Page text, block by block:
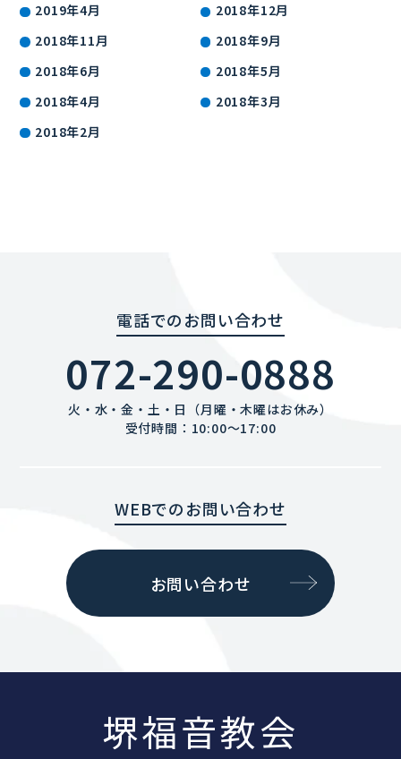
2019年4月
2018年12月
2018年11月
2018年9月
2018年6月
2018年5月
2018年4月
2018年3月
2018年2月
電話でのお問い合わせ
072-290-0888
火・水・金・土・日（月曜・木曜はお休み）
受付時間：10:00〜17:00
WEBでのお問い合わせ
お問い合わせ
堺福音教会